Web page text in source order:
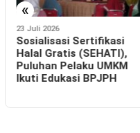
«
23 Juli 2026
Sosialisasi Sertifikasi
Halal Gratis (SEHATI),
Puluhan Pelaku UMKM
Ikuti Edukasi BPJPH